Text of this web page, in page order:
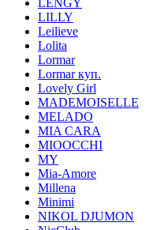
LENGY
LILLY
Leilieve
Lolita
Lormar
Lormar куп.
Lovely Girl
MADEMOISELLE
MELADO
MIA CARA
MIOOCCHI
MY
Mia-Amore
Millena
Minimi
NIKOL DJUMON